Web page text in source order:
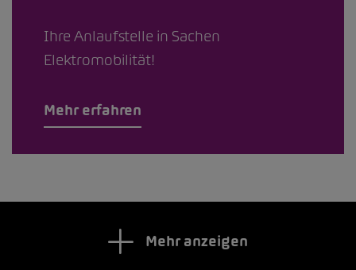
Ihre Anlaufstelle in Sachen
Elektromobilität!
Mehr erfahren
Mehr anzeigen